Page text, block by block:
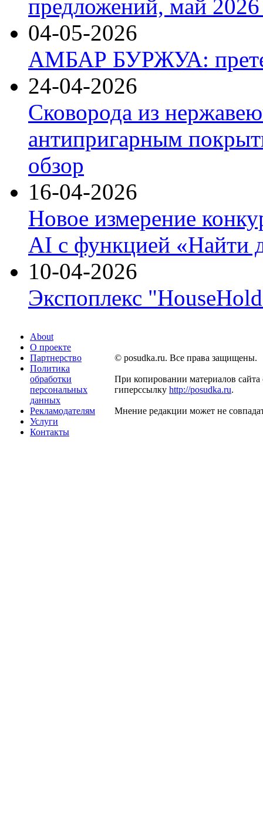
предложений, май 2026
04-05-2026
АМБАР БУРЖУА:
24-04-2026
Сковорода из
антипригарным
обзор
16-04-2026
Новое измерение
AI с функцией «Найти
10-04-2026
Экспоплекс
About
О проекте
Партнерство
Политика
обработки
персональных
данных
Рекламодателям
Услуги
Контакты
© posudka.ru. Все права защищены.
При копировании материалов сайта
гиперссылку http://posudka.ru.
Мнение редакции может не